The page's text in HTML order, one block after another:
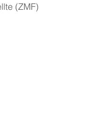
(ZMF)